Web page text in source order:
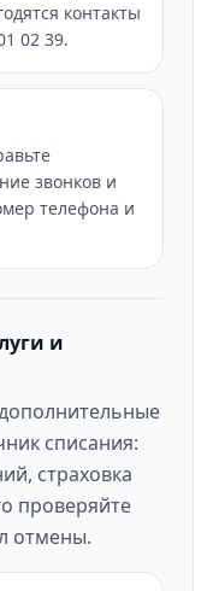
контакты
02 39.
звонков и
телефона и
и
списания:
страховка
проверяйте
отмены.